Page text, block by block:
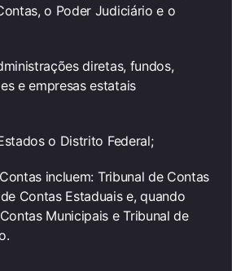
o Poder Judiciário e o
diretas, fundos,
e empresas estatais
o Distrito Federal;
incluem: Tribunal de Contas
Contas Estaduais e, quando
Municipais e Tribunal de